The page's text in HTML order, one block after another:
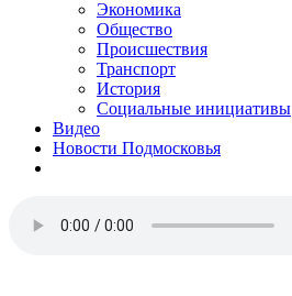
Экономика
Общество
Происшествия
Транспорт
История
Социальные инициативы
Видео
Новости Подмосковья